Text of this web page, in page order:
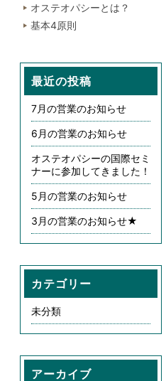
オステオパシーとは？
基本4原則
最近の投稿
7月の営業のお知らせ
6月の営業のお知らせ
オステオパシーの国際セミ
ナーに参加してきました！
5月の営業のお知らせ
3月の営業のお知らせ★
カテゴリー
未分類
アーカイブ